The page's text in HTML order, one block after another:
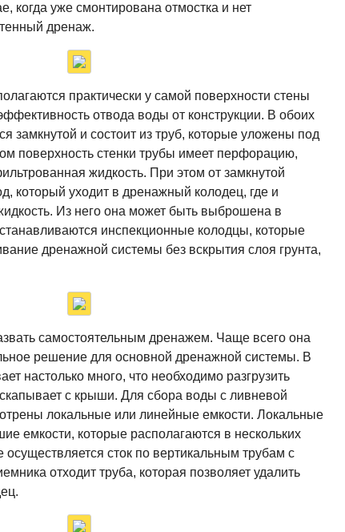
когда уже смонтирована отмостка и нет
дренаж.
практически у самой поверхности стены
отвода воды от конструкции. В обоих
замкнутой и состоит из труб, которые уложены под
поверхность стенки трубы имеет перфорацию,
жидкость. При этом от замкнутой
который уходит в дренажный колодец, где и
Из него она может быть выброшена в
инспекционные колодцы, которые
дренажной системы без вскрытия слоя грунта,
самостоятельным дренажем. Чаще всего она
решение для основной дренажной системы. В
настолько много, что необходимо разгрузить
с крыши. Для сбора воды с ливневой
локальные или линейные емкости. Локальные
емкости, которые располагаются в нескольких
осуществляется сток по вертикальным трубам с
отходит труба, которая позволяет удалить